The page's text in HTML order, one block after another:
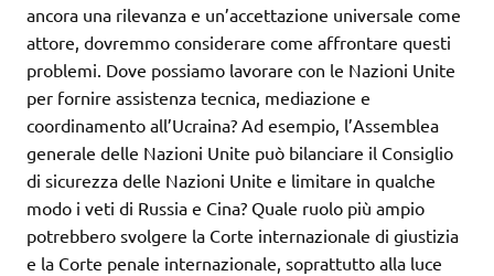
ancora una rilevanza e un’accettazione universale come
attore, dovremmo considerare come affrontare questi
problemi. Dove possiamo lavorare con le Nazioni Unite
per fornire assistenza tecnica, mediazione e
coordinamento all’Ucraina? Ad esempio, l’Assemblea
generale delle Nazioni Unite può bilanciare il Consiglio
di sicurezza delle Nazioni Unite e limitare in qualche
modo i veti di Russia e Cina? Quale ruolo più ampio
potrebbero svolgere la Corte internazionale di giustizia
e la Corte penale internazionale, soprattutto alla luce